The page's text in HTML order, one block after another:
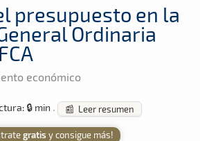
presupuesto en la
Ordinaria
económico
🔒 min · 📰 Leer resumen
gratis y consigue más!